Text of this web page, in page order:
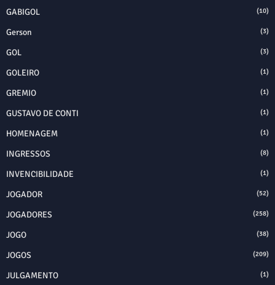
GABIGOL (10)
Gerson (3)
GOL (3)
GOLEIRO (1)
GREMIO (1)
GUSTAVO DE CONTI (1)
HOMENAGEM (1)
INGRESSOS (8)
INVENCIBILIDADE (1)
JOGADOR (52)
JOGADORES (258)
JOGO (38)
JOGOS (209)
JULGAMENTO (1)